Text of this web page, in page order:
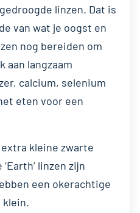
linzen. Dat is
van wat je oogst en
nog bereiden om
langzaam
calcium, selenium
eten voor een
kleine zwarte
linzen zijn
een okerachtige
klein.